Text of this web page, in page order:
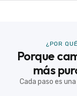
¿POR
Porque
más
Cada paso es